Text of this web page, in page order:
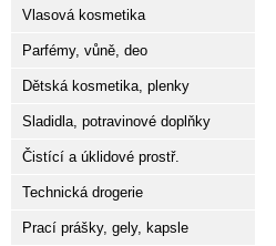
Vlasová kosmetika
Parfémy, vůně, deo
Dětská kosmetika, plenky
Sladidla, potravinové doplňky
Čistící a úklidové prostř.
Technická drogerie
Prací prášky, gely, kapsle